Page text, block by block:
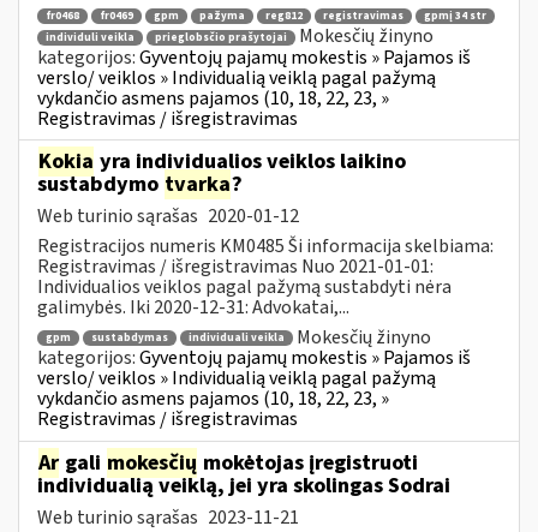
fr0468 fr0469 gpm pažyma reg812 registravimas
gpmį 34 str
individuli veikla
prieglobsčio prašytojai
Mokesčių žinyno
kategorijos:Gyventojų pajamų mokestis » Pajamos iš
verslo/ veiklos » Individualią veiklą pagal pažymą
vykdančio asmens pajamos (10, 18, 22, 23, »
Registravimas / išregistravimas
Kokia yra individualios veiklos laikino
sustabdymo tvarka?
Web turinio sąrašas 2020-01-12
Registracijos numeris KM0485 Ši informacija skelbiama:
Registravimas / išregistravimas Nuo 2021-01-01:
Individualios veiklos pagal pažymą sustabdyti nėra
galimybės. Iki 2020-12-31: Advokatai,...
gpm sustabdymas individuali veikla
Mokesčių žinyno
kategorijos:Gyventojų pajamų mokestis » Pajamos iš
verslo/ veiklos » Individualią veiklą pagal pažymą
vykdančio asmens pajamos (10, 18, 22, 23, »
Registravimas / išregistravimas
Ar gali mokesčių mokėtojas įregistruoti
individualią veiklą, jei yra skolingas Sodrai
Web turinio sąrašas 2023-11-21